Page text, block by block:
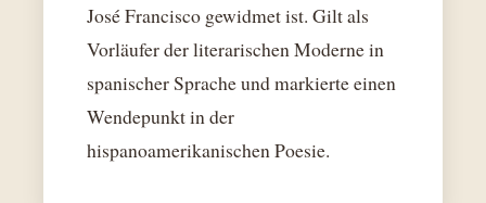
José Francisco gewidmet ist. Gilt als
Vorläufer der literarischen Moderne in
spanischer Sprache und markierte einen
Wendepunkt in der
hispanoamerikanischen Poesie.